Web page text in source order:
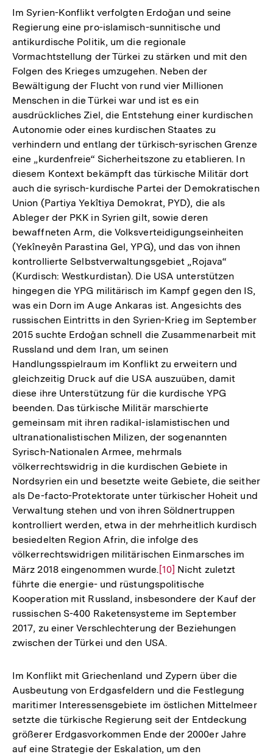
Im Syrien-Konflikt verfolgten Erdoğan und seine
Regierung eine pro-islamisch-sunnitische und
antikurdische Politik, um die regionale
Vormachtstellung der Türkei zu stärken und mit den
Folgen des Krieges umzugehen. Neben der
Bewältigung der Flucht von rund vier Millionen
Menschen in die Türkei war und ist es ein
ausdrückliches Ziel, die Entstehung einer kurdischen
Autonomie oder eines kurdischen Staates zu
verhindern und entlang der türkisch-syrischen Grenze
eine „kurdenfreie“ Sicherheitszone zu etablieren. In
diesem Kontext bekämpft das türkische Militär dort
auch die syrisch-kurdische Partei der Demokratischen
Union (Partiya Yekîtiya Demokrat, PYD), die als
Ableger der PKK in Syrien gilt, sowie deren
bewaffneten Arm, die Volksverteidigungseinheiten
(Yekîneyên Parastina Gel, YPG), und das von ihnen
kontrollierte Selbstverwaltungsgebiet „Rojava“
(Kurdisch: Westkurdistan). Die USA unterstützen
hingegen die YPG militärisch im Kampf gegen den IS,
was ein Dorn im Auge Ankaras ist. Angesichts des
russischen Eintritts in den Syrien-Krieg im September
2015 suchte Erdoğan schnell die Zusammenarbeit mit
Russland und dem Iran, um seinen
Handlungsspielraum im Konflikt zu erweitern und
gleichzeitig Druck auf die USA auszuüben, damit
diese ihre Unterstützung für die kurdische YPG
beenden. Das türkische Militär marschierte
gemeinsam mit ihren radikal-islamistischen und
ultranationalistischen Milizen, der sogenannten
Syrisch-Nationalen Armee, mehrmals
völkerrechtswidrig in die kurdischen Gebiete in
Nordsyrien ein und besetzte weite Gebiete, die seither
als De-facto-Protektorate unter türkischer Hoheit und
Verwaltung stehen und von ihren Söldnertruppen
kontrolliert werden, etwa in der mehrheitlich kurdisch
besiedelten Region Afrin, die infolge des
völkerrechtswidrigen militärischen Einmarsches im
März 2018 eingenommen wurde. Zur
Auflösung
der
Fußnote
[10] Nicht zuletzt
führte die energie- und rüstungspolitische
Kooperation mit Russland, insbesondere der Kauf der
russischen S-400 Raketensysteme im September
2017, zu einer Verschlechterung der Beziehungen
zwischen der Türkei und den USA.
Im Konflikt mit Griechenland und Zypern über die
Ausbeutung von Erdgasfeldern und die Festlegung
maritimer Interessensgebiete im östlichen Mittelmeer
setzte die türkische Regierung seit der Entdeckung
größerer Erdgasvorkommen Ende der 2000er Jahre
auf eine Strategie der Eskalation, um den